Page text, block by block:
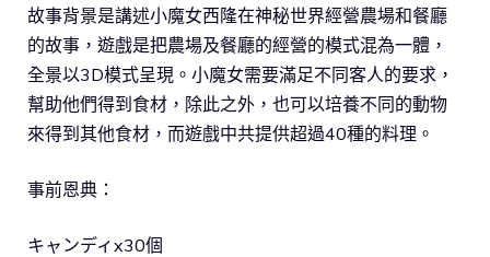
故事背景是講述小魔女西隆在神秘世界經營農場和餐廳
的故事，遊戲是把農場及餐廳的經營的模式混為一體，
全景以3D模式呈現。小魔女需要滿足不同客人的要求，
幫助他們得到食材，除此之外，也可以培養不同的動物
來得到其他食材，而遊戲中共提供超過40種的料理。
事前恩典：
キャンディx30個